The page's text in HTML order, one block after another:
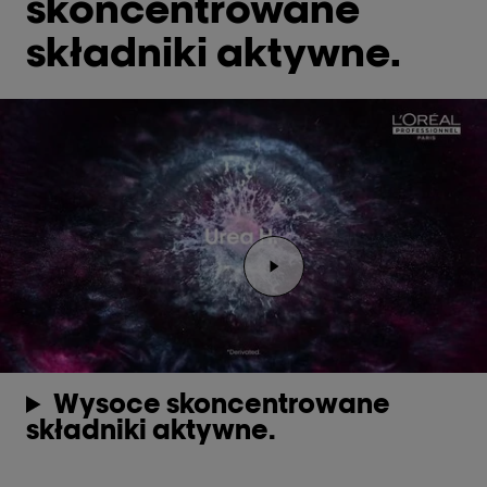
składniki aktywne.
Odtwórz wideo
Wysoce skoncentrowane
składniki aktywne.